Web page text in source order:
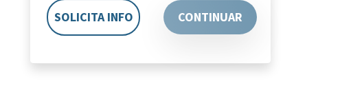
SOLICITA INFO CONTINUAR